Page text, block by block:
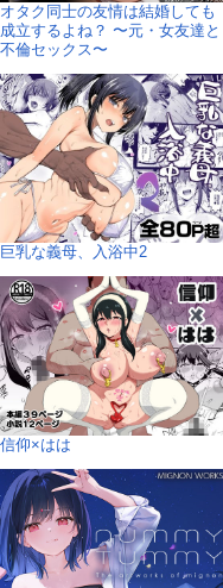
オタク同士の友情は結婚しても
成立するよね？ 〜元・女友達と
不倫セックス〜
巨乳な義母、入浴中2
信仰×はは